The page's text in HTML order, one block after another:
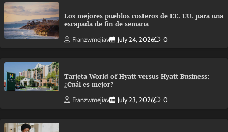
Los mejores pueblos costeros de EE. UU. para una
escapada de fin de semana
Franzwmejiav July 24, 2026 0
Tarjeta World of Hyatt versus Hyatt Business:
¿Cuál es mejor?
Franzwmejiav July 23, 2026 0